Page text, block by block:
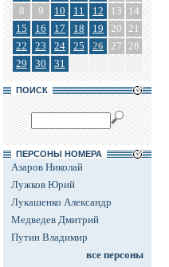
8
9 10 11 12 13
14
15
16 17 18 19 20 21
22
23 24 25 26 27 28
29
30 31
ПОИСК
ПЕРСОНЫ НОМЕРА
Азаров Николай
Лужков Юрий
Лукашенко Александр
Медведев Дмитрий
Путин Владимир
все персоны